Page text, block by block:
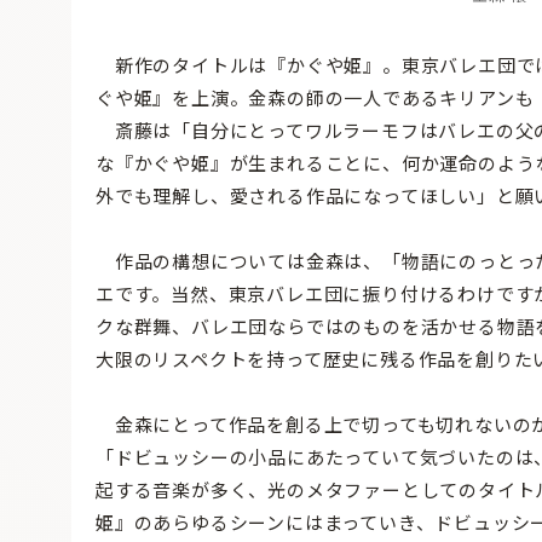
新作のタイトルは『かぐや姫』。東京バレエ団
ぐや姫』を上演。金森の師の一人であるキリアン
斎藤は「自分にとってワルラーモフはバレエの
な『かぐや姫』が生まれることに、何か運命のよ
外でも理解し、愛される作品になってほしい」と願
作品の構想については金森は、「物語にのっと
エです。当然、東京バレエ団に振り付けるわけで
クな群舞、バレエ団ならではのものを活かせる物
大限のリスペクトを持って歴史に残る作品を創りた
金森にとって作品を創る上で切っても切れない
「ドビュッシーの小品にあたっていて気づいたの
起する音楽が多く、光のメタファーとしてのタイ
姫』のあらゆるシーンにはまっていき、ドビュッ